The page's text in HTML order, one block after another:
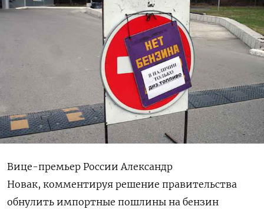
Вице-премьер России Александр
Новак, комментируя решение правительства
обнулить импортные пошлины на бензин